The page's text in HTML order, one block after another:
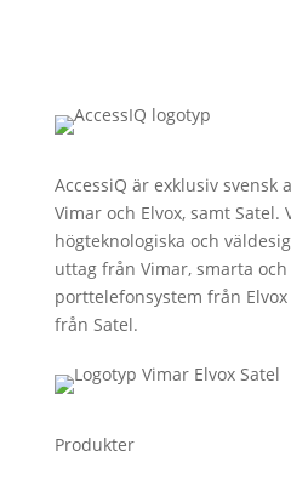
AccessiQ är exklusiv svensk
Vimar och Elvox, samt Satel.
högteknologiska och
uttag från Vimar, smarta
porttelefonsystem från
från Satel.
Produkter